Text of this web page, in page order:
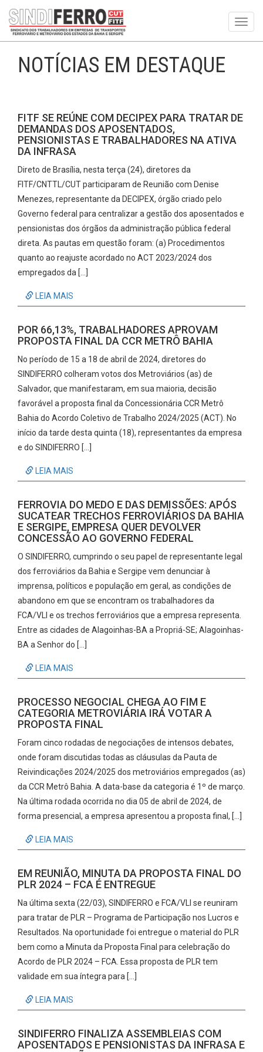
NOTÍCIAS EM DESTAQUE
FITF SE REÚNE COM DECIPEX PARA TRATAR DE
DEMANDAS DOS APOSENTADOS,
PENSIONISTAS E TRABALHADORES NA ATIVA
DA INFRASA
Direto de Brasília, nesta terça (24), diretores da
FITF/CNTTL/CUT participaram de Reunião com Denise
Menezes, representante da DECIPEX, órgão criado pelo
Governo federal para centralizar a gestão dos aposentados e
pensionistas dos órgãos da administração pública federal
direta. As pautas em questão foram: (a) Procedimentos
quanto ao reajuste acordado no ACT 2023/2024 dos
empregados da […]
LEIA MAIS
POR 66,13%, TRABALHADORES APROVAM
PROPOSTA FINAL DA CCR METRÔ BAHIA
No período de 15 a 18 de abril de 2024, diretores do
SINDIFERRO colheram votos dos Metroviários (as) de
Salvador, que manifestaram, em sua maioria, decisão
favorável a proposta final da Concessionária CCR Metrô
Bahia do Acordo Coletivo de Trabalho 2024/2025 (ACT). No
início da tarde desta quinta (18), representantes da empresa
e do SINDIFERRO […]
LEIA MAIS
FERROVIA DO MEDO E DAS DEMISSÕES: APÓS
SUCATEAR TRECHOS FERROVIÁRIOS DA BAHIA
E SERGIPE, EMPRESA QUER DEVOLVER
CONCESSÃO AO GOVERNO FEDERAL
O SINDIFERRO, cumprindo o seu papel de representante legal
dos ferroviários da Bahia e Sergipe vem denunciar à
imprensa, políticos e população em geral, as condições de
abandono em que se encontram os trabalhadores da
FCA/VLI e os trechos ferroviários que a empresa representa.
Entre as cidades de Alagoinhas-BA a Propriá-SE; Alagoinhas-
BA a Senhor do […]
LEIA MAIS
PROCESSO NEGOCIAL CHEGA AO FIM E
CATEGORIA METROVIÁRIA IRÁ VOTAR A
PROPOSTA FINAL
Foram cinco rodadas de negociações de intensos debates,
onde foram discutidas todas as cláusulas da Pauta de
Reivindicações 2024/2025 dos metroviários empregados (as)
da CCR Metrô Bahia. A data-base da categoria é 1º de março.
Na última rodada ocorrida no dia 05 de abril de 2024, de
forma presencial, a empresa apresentou a proposta final, […]
LEIA MAIS
EM REUNIÃO, MINUTA DA PROPOSTA FINAL DO
PLR 2024 – FCA É ENTREGUE
Na última sexta (22/03), SINDIFERRO e FCA/VLI se reuniram
para tratar de PLR – Programa de Participação nos Lucros e
Resultados. Na oportunidade foi entregue o material do PLR
bem como a Minuta da Proposta Final para celebração do
Acordo de PLR 2024 – FCA. Essa proposta de PLR tem
validade em sua íntegra para […]
LEIA MAIS
SINDIFERRO FINALIZA ASSEMBLEIAS COM
APOSENTADOS E PENSIONISTAS DA INFRASA E